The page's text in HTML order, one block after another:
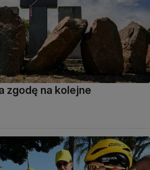
zgodę na kolejne